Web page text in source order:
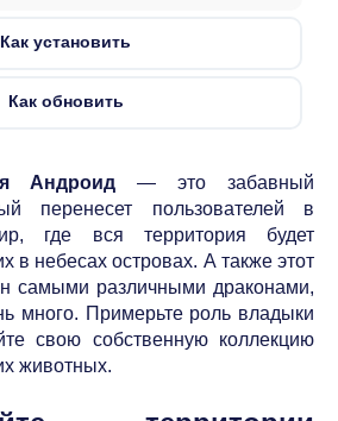
Как установить
Как обновить
Андроид — это забавный
перенесет пользователей в
где вся территория будет
в небесах островах. А также этот
самыми различными драконами,
много. Примерьте роль владыки
свою собственную коллекцию
животных.